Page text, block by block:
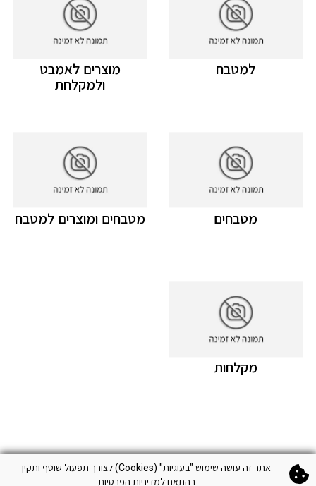
למטבח
מוצרים לאמבט
ולמקלחת
מטבחים מטבחים ומוצרים למטבח
מקלחות
אתר זה עושה שימוש "בעוגיות" (Cookies) לצורך תפעול שוטף ותקין
בהתאםלמדיניות הפרטיות